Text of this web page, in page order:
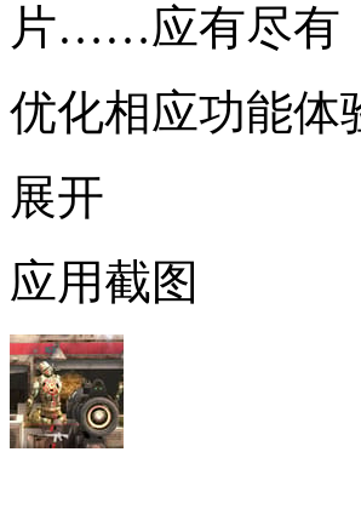
片……应有尽有
优化相应功能体
展开
应用截图